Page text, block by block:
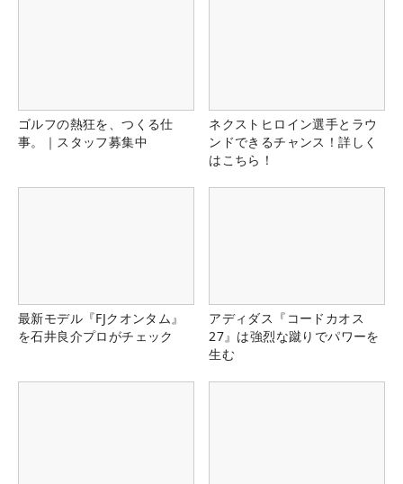
ゴルフの熱狂を、つくる仕
事。｜スタッフ募集中
ネクストヒロイン選手とラウ
ンドできるチャンス！詳しく
はこちら！
最新モデル『FJクオンタム』
を石井良介プロがチェック
アディダス『コードカオス
27』は強烈な蹴りでパワーを
生む